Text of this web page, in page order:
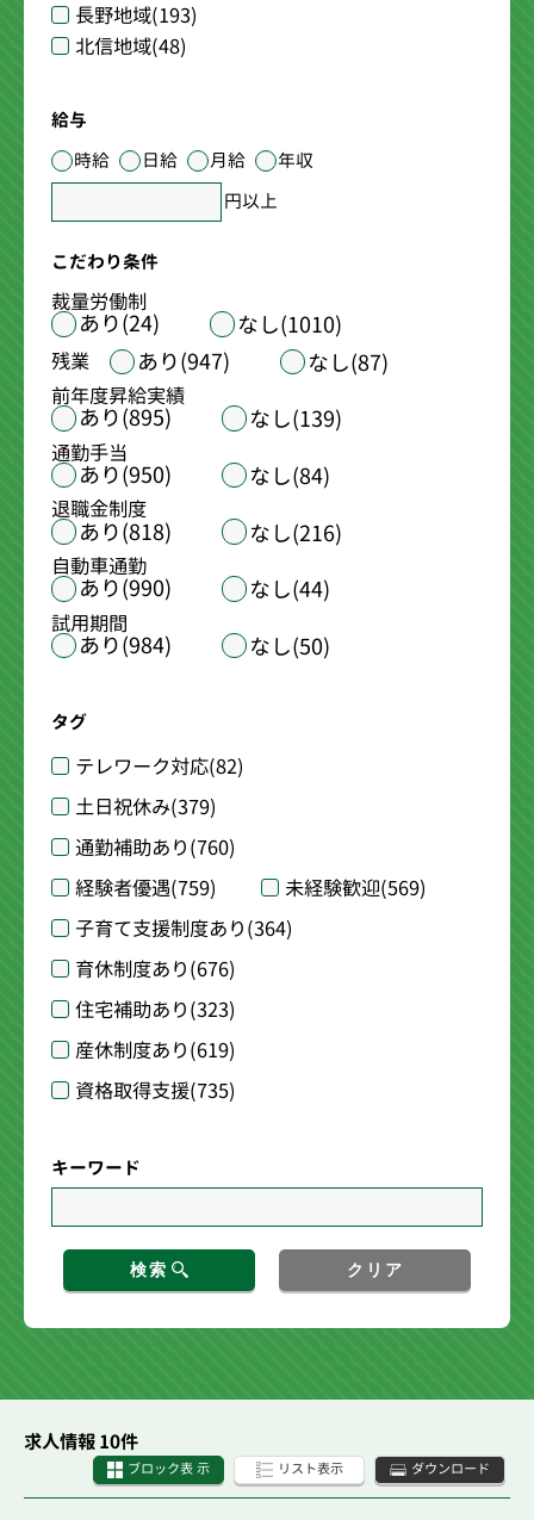
長野地域(193)
北信地域(48)
給与
時給
日給 月給
年収
円以上
こだわり条件
裁量労働制
あり(24) なし(1010)
残業 あり(947) なし(87)
前年度昇給実績
あり(895) なし(139)
通勤手当
あり(950) なし(84)
退職金制度
あり(818) なし(216)
自動車通勤
あり(990) なし(44)
試用期間
あり(984) なし(50)
タグ
テレワーク対応(82)
土日祝休み(379)
通勤補助あり(760)
経験者優遇(759) 未経験歓迎(569)
子育て支援制度あり(364)
育休制度あり(676)
住宅補助あり(323)
産休制度あり(619)
資格取得支援(735)
キーワード
検索 クリア
求人情報 10件
ブロック表 示 リスト表示 ダウンロード